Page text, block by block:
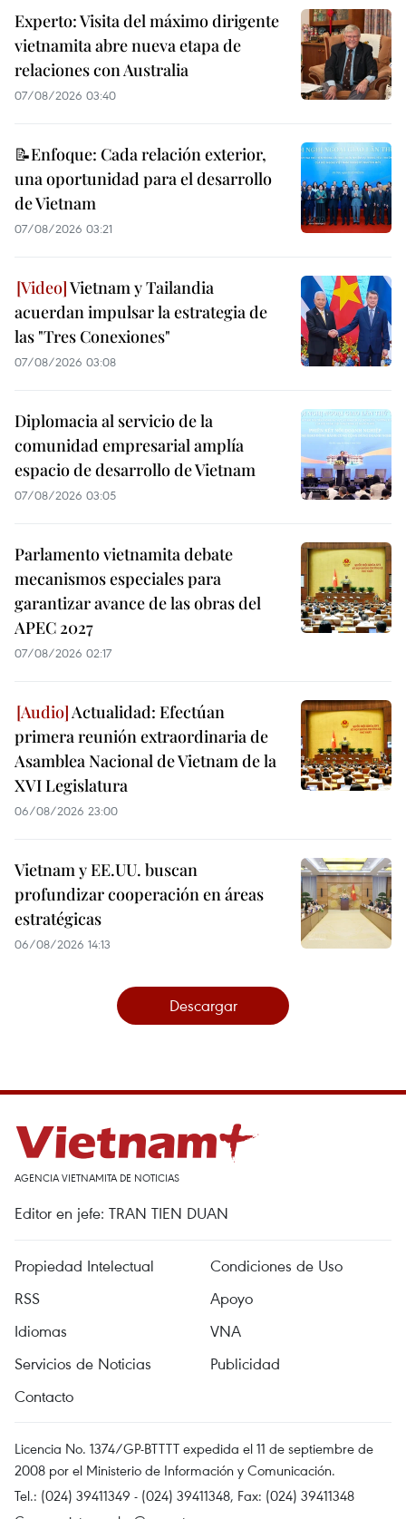
Experto: Visita del máximo dirigente
vietnamita abre nueva etapa de
relaciones con Australia
07/08/2026 03:40
📝Enfoque: Cada relación exterior,
una oportunidad para el desarrollo
de Vietnam
07/08/2026 03:21
Vietnam y Tailandia
acuerdan impulsar la estrategia de
las "Tres Conexiones"
07/08/2026 03:08
Diplomacia al servicio de la
comunidad empresarial amplía
espacio de desarrollo de Vietnam
07/08/2026 03:05
Parlamento vietnamita debate
mecanismos especiales para
garantizar avance de las obras del
APEC 2027
07/08/2026 02:17
Actualidad: Efectúan
primera reunión extraordinaria de
Asamblea Nacional de Vietnam de la
XVI Legislatura
06/08/2026 23:00
Vietnam y EE.UU. buscan
profundizar cooperación en áreas
estratégicas
06/08/2026 14:13
Descargar
AGENCIA VIETNAMITA DE NOTICIAS
Editor en jefe: TRAN TIEN DUAN
Propiedad Intelectual
Condiciones de Uso
RSS
Apoyo
Idiomas
VNA
Servicios de Noticias
Publicidad
Contacto
Licencia No. 1374/GP-BTTTT expedida el 11 de septiembre de
2008 por el Ministerio de Información y Comunicación.
Tel.: (024) 39411349 - (024) 39411348, Fax: (024) 39411348